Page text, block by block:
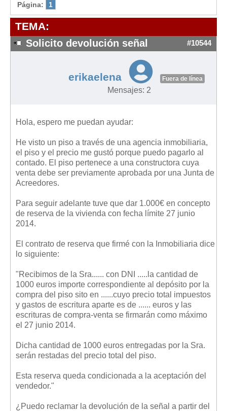
Requerimientos y comunicaciones
Formularios sobre Propiedad Horizontal
Modelos de Convocatoria de Junta de Propietarios
Modelos de Acta de Junta de Propietarios
Requerimientos y comunicaciones
Legislación sobre Adquisición de Vivienda en Propiedad
Legislación de interés práctico
Diccionario
Usuario
Entrar / Salir
Página: 1
TEMA:
Solicito devolución señal #10544
erikaelena Fuera de línea
Mensajes: 2
Hola, espero me puedan ayudar:
He visto un piso a través de una agencia inmobiliaria,
el piso y el precio me gustó porque puedo pagarlo al
contado. El piso pertenece a una constructora cuya
venta debe ser previamente aprobada por una Junta de
Acreedores.
Para seguir adelante tuve que dar 1.000€ en concepto
de reserva de la vivienda con fecha límite 27 junio
2014.
El contrato de reserva que firmé con la Inmobiliaria dice
lo siguiente:
"Recibimos de la Sra...... con DNI .....la cantidad de
1000 euros importe correspondiente al depósito por la
compra del piso sito en ......cuyo precio total impuestos
y gastos de escritura aparte es de ...... euros y las
escrituras de compra-venta se firmarán como máximo
el 27 junio 2014.
Dicha cantidad de 1000 euros entregadas por la Sra.
serán restadas del precio total del piso.
Esta reserva queda condicionada a la aceptación del
vendedor."
¿Puedo reclamar la devolución de la señal a partir del